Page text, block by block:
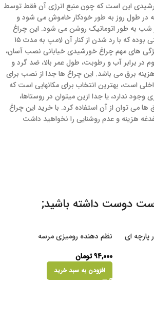
این است که چون منبع انرژی آن فقط توسط
در طول روز به طور خودکار خاموش می شود و
شب به طور اتوماتیک روشن می شود. این چراغ
کاربردی دارای سنسور حرکتی بوده که با رد شدن از کنار آن لامپ به مدت ۱۵
های مهم چراغ خورشیدی خیابانی نصب آسان،
در برابر آب و رطوبت، طول عمر بالا، ضد گرد و
برق می باشد. این چراغ ها جدا از نصب برای
است، بهترین انتخاب برای مکانهایی است که
ندارد، یا جدا ازین میتوان در روستاها،
ها می توان از آن استفاده کرد. با خرید این چراغ
هزینه و عدم روشنایی را نخواهید داشت
دوست داشته باشید;
نظم دهنده رومیزی مرسه
۹۴,۰۰۰تومان
افزودن به سبد خرید